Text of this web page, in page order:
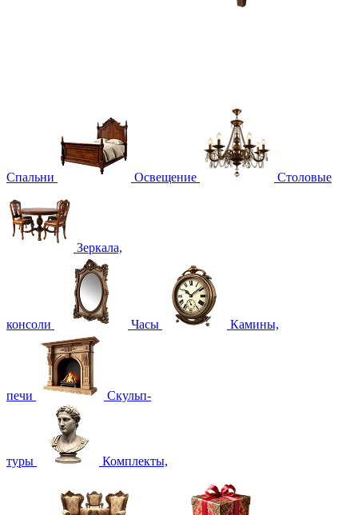
Спальни Освещение Столовые
Зеркала,
консоли Часы Камины,
печи Скульп-
туры Комплекты,